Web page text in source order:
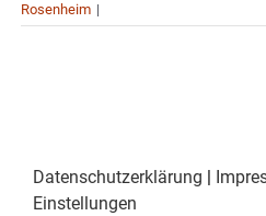
Rosenheim |
Datenschutzerklärung |
Einstellungen